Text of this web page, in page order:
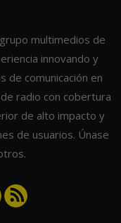
multimedios de
innovando y
de comunicación en
radio con cobertura
de alto impacto y
de usuarios. Únase